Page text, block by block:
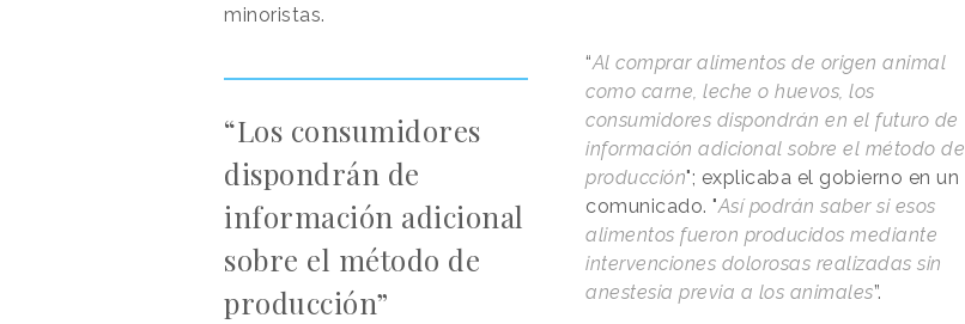
minoristas.
“Los consumidores
dispondrán de
información adicional
sobre el método de
producción”
“Al comprar alimentos de origen animal
como carne, leche o huevos, los
consumidores dispondrán en el futuro de
información adicional sobre el método de
producción"; explicaba el gobierno en un
comunicado. "Así podrán saber si esos
alimentos fueron producidos mediante
intervenciones dolorosas realizadas sin
anestesia previa a los animales”.